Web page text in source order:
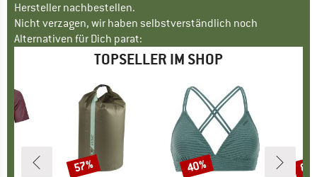
Hersteller nachbestellen.
Nicht verzagen, wir haben selbstverständlich noch
Alternativen für Dich parat:
TOPSELLER IM SHOP
Rabatt
57% Rabatt
40%